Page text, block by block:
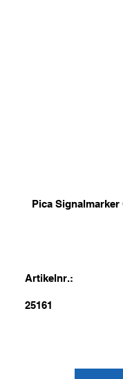
Pica Signalmarker
Artikelnr.:
25161